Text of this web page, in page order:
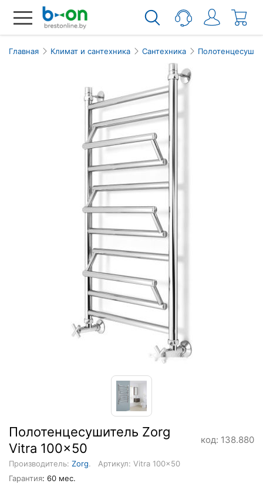
Главная Климат и сантехника Сантехника
Полотенцесушитель Zorg
Vitra 100x50
код: 138.880
Производитель: Zorg.
Артикул: Vitra 100x50
Гарантия: 60 мес.